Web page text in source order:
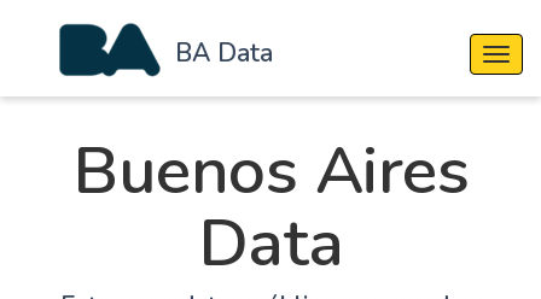
BA Data
Buenos Aires
Data